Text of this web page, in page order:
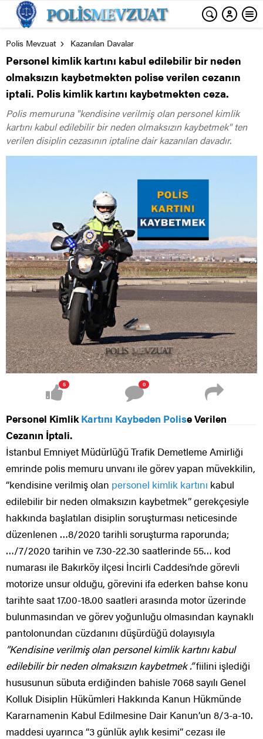
Polis Mevzuat Kazanılan Davalar
Personel kimlik kartını kabul edilebilir bir neden
olmaksızın kaybetmekten polise verilen cezanın
iptali. Polis kimlik kartını kaybetmekten ceza.
Polis memuruna "kendisine verilmiş olan personel kimlik
kartını kabul edilebilir bir neden olmaksızın kaybetmek" ten
verilen disiplin cezasının iptaline dair kazanılan davadır.
5 0
Personel KimlikKartını Kaybeden Polise Verilen
Cezanın İptali.
İstanbul Emniyet Müdürlüğü Trafik Demetleme Amirliği
emrinde polis memuru unvanı ile görev yapan müvekkilin,
“kendisine verilmiş olan personel kimlik kartını kabul
edilebilir bir neden olmaksızın kaybetmek” gerekçesiyle
hakkında başlatılan disiplin soruşturması neticesinde
düzenlenen …8/2020 tarihli soruşturma raporunda;
…/7/2020 tarihin ve 7.30-22.30 saatlerinde 55… kod
numarası ile Bakırköy ilçesi İncirli Caddesi’nde görevli
motorize unsur olduğu, görevini ifa ederken bahse konu
tarihte saat 17.00-18.00 saatleri arasında motor üzerinde
bulunmasından ve görev yoğunluğu olmasından kaynaklı
pantolonundan cüzdanını düşürdüğü dolayısıyla
”Kendisine verilmiş olan personel kimlik kartını kabul
edilebilir bir neden olmaksızın kaybetmek .”fiilini işlediği
hususunun sübuta erdiğinden bahisle 7068 sayılı Genel
Kolluk Disiplin Hükümleri Hakkında Kanun Hükmünde
Kararnamenin Kabul Edilmesine Dair Kanun’un 8/3-a-10.
maddesi uyarınca “3 günlük aylık kesimi” cezası ile